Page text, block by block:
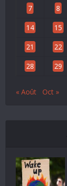
7 8
14 15
21 22
28 29
« Août Oct »